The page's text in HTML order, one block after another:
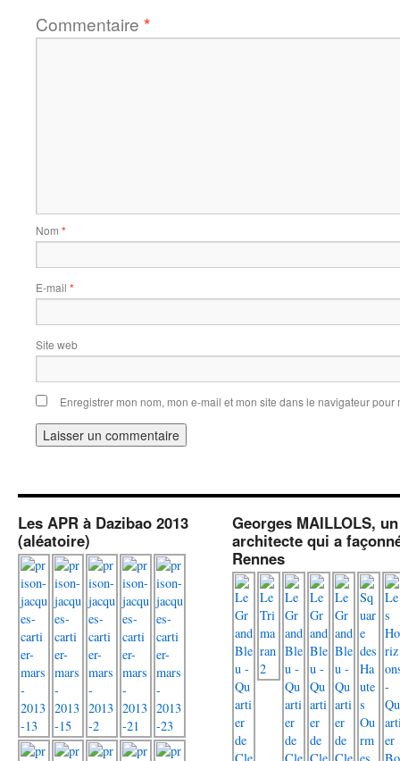
Commentaire *
Nom *
E-mail *
Site web
Enregistrer mon nom, mon e-mail et mon site dans le navigateur
Les APR à Dazibao 2013
(aléatoire)
Georges MAILLOLS, un
architecte qui a
Rennes